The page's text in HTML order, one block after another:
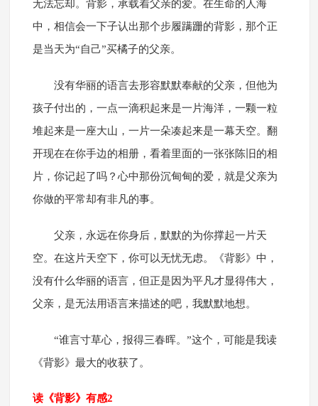
无法忘却。背影，承载着父亲的爱。在生命的人海
中，相信会一下子认出那个步履蹒跚的背影，那个正
是当天为“自己”买橘子的父亲。
没有华丽的语言去形容默默奉献的父亲，但他为
孩子付出的，一点一滴积起来是一片海洋，一颗一粒
堆起来是一座大山，一片一朵凑起来是一幕天空。翻
开现在在你手边的相册，看着里面的一张张陈旧的相
片，你记起了吗？心中那份沉甸甸的爱，就是父亲为
你做的平常却有非凡的事。
父亲，永远在你身后，默默的为你撑起一片天
空。在这片天空下，你可以无忧无虑。《背影》中，
没有什么华丽的语言，但正是因为平凡才显得伟大，
父亲，是无法用语言来描述的吧，我默默地想。
“谁言寸草心，报得三春晖。”这个，可能是我读
《背影》最大的收获了。
读《背影》有感2